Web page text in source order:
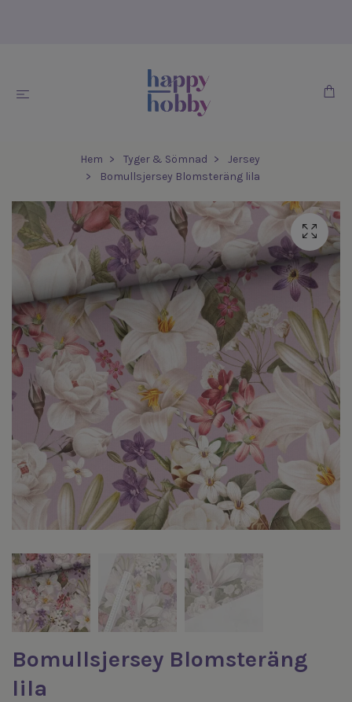
Hem Tyger & Sömnad
Jersey
Bomullsjersey Blomsteräng lila
Bomullsjersey Blomsteräng
lila